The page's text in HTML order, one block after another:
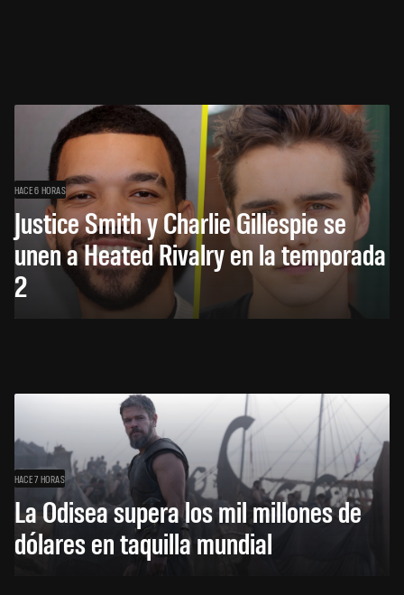
HACE 6 HORAS
Justice Smith y Charlie Gillespie se
unen a Heated Rivalry en la temporada
2
HACE 7 HORAS
La Odisea supera los mil millones de
dólares en taquilla mundial